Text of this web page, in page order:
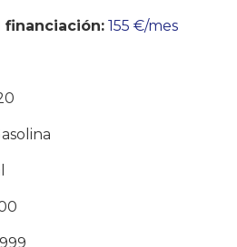
financiación: 155 €/mes
999